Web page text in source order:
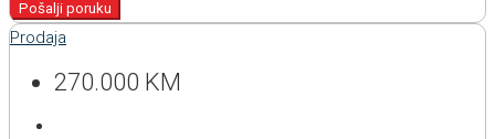
Pošalji poruku
Prodaja
270.000 KM